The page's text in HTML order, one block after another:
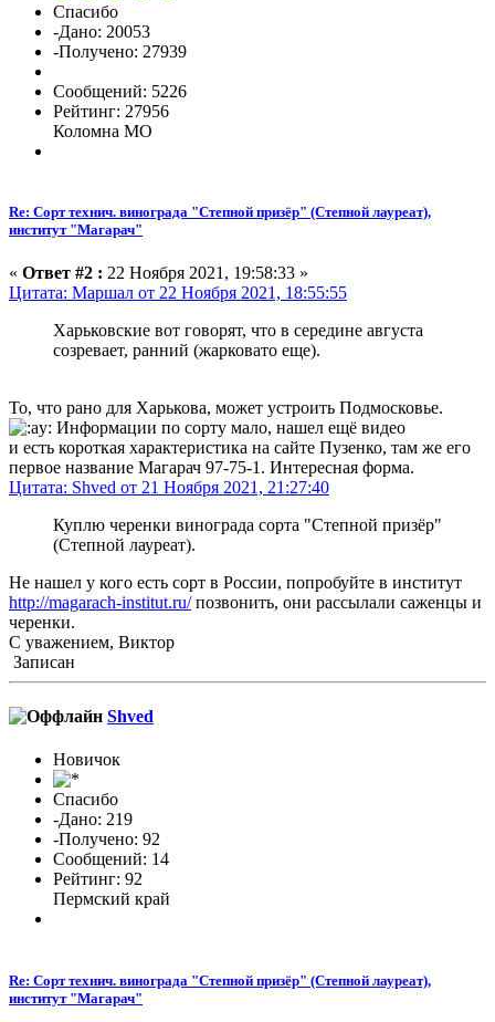
Спасибо
-Дано: 20053
-Получено: 27939
Сообщений: 5226
Рейтинг: 27956
Коломна МО
Re: Сорт технич. винограда "Степной призёр" (Степной лауреат),
институт "Магарач"
« Ответ #2 : 22 Ноября 2021, 19:58:33 »
Цитата: Маршал от 22 Ноября 2021, 18:55:55
Харьковские вот говорят, что в середине августа
созревает, ранний (жарковато еще).
То, что рано для Харькова, может устроить Подмосковье.
Информации по сорту мало, нашел ещё видео
и есть короткая характеристика на сайте Пузенко, там же его
первое название Магарач 97-75-1. Интересная форма.
Цитата: Shved от 21 Ноября 2021, 21:27:40
Куплю черенки винограда сорта "Степной призёр"
(Степной лауреат).
Не нашел у кого есть сорт в России, попробуйте в институт
http://magarach-institut.ru/позвонить, они рассылали саженцы и
черенки.
С уважением, Виктор
Записан
Shved
Новичок
Спасибо
-Дано: 219
-Получено: 92
Сообщений: 14
Рейтинг: 92
Пермский край
Re: Сорт технич. винограда "Степной призёр" (Степной лауреат),
институт "Магарач"